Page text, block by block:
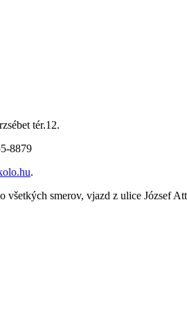
tér.12.
8879
.
všetkých smerov, vjazd z ulice József